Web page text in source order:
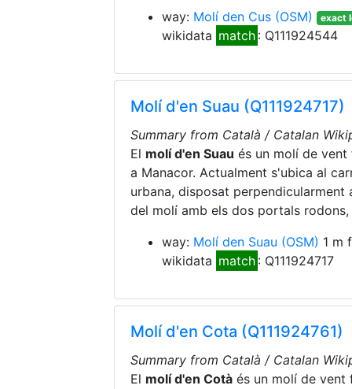
way: Molí den Cus (OSM) exact
wikidata match : Q111924544
Molí d'en Suau (Q111924717)
Summary from Català / Catalan
El molí d'en Suau és un molí de
a Manacor. Actualment s'ubica al
urbana, disposat
del molí amb els dos portals
way: Molí den Suau (OSM) 1 m
wikidata match : Q111924717
Molí d'en Cota (Q111924761)
Summary from Català / Catalan
El molí d'en Cotà és un molí de